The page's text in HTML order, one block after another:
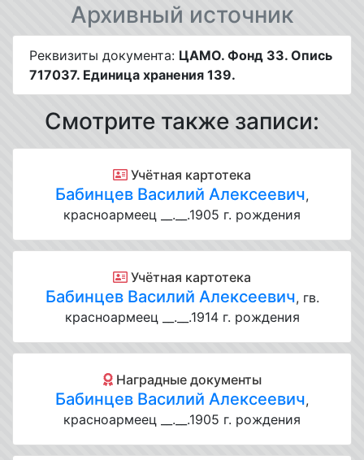
Архивный источник
Реквизиты документа: ЦАМО. Фонд 33. Опись
717037. Единица хранения 139.
Смотрите также записи:
Учётная картотека
Бабинцев Василий Алексеевич,
красноармеец __.__.1905 г. рождения
Учётная картотека
Бабинцев Василий Алексеевич, гв.
красноармеец __.__.1914 г. рождения
Наградные документы
Бабинцев Василий Алексеевич,
красноармеец __.__.1905 г. рождения